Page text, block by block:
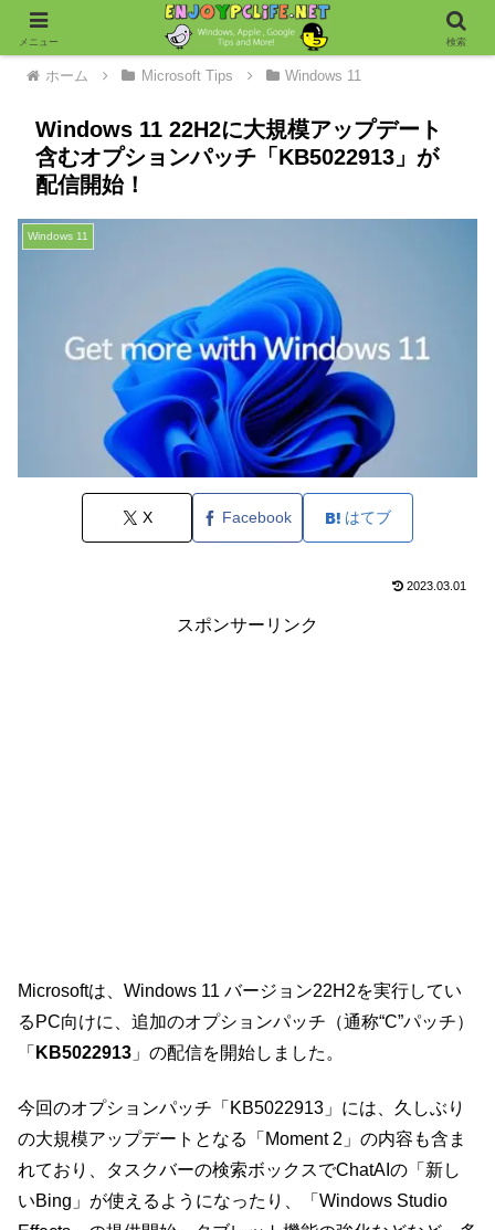
ホーム Microsoft Tips Windows 11
Windows 11 22H2に大規模アップデート
含むオプションパッチ「KB5022913」が
配信開始！
Windows 11
X Facebook はてブ
2023.03.01
スポンサーリンク
Microsoftは、Windows 11 バージョン22H2を実行してい
るPC向けに、追加のオプションパッチ（通称“C”パッチ）
「 KB5022913 」の配信を開始しました。
今回のオプションパッチ「KB5022913」には、久しぶり
の大規模アップデートとなる「Moment 2」の内容も含ま
れており、タスクバーの検索ボックスでChatAIの「新し
いBing」が使えるようになったり、「Windows Studio
メニュー 検索